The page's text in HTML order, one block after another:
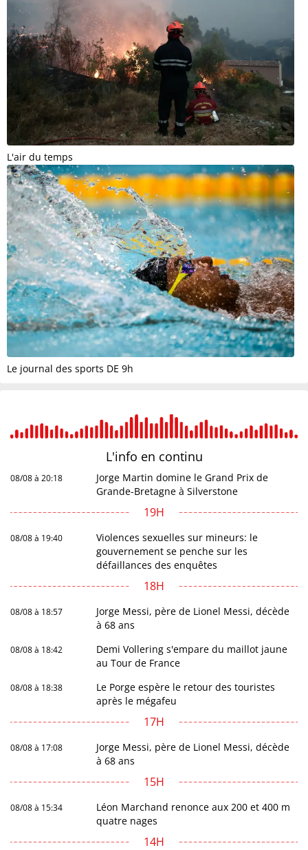
L'air du temps
Le journal des sports DE 9h
L'info en continu
08/08 à 20:18
Jorge Martin domine le Grand Prix de
Grande-Bretagne à Silverstone
19H
08/08 à 19:40
Violences sexuelles sur mineurs: le
gouvernement se penche sur les
défaillances des enquêtes
18H
08/08 à 18:57
Jorge Messi, père de Lionel Messi, décède
à 68 ans
08/08 à 18:42
Demi Vollering s'empare du maillot jaune
au Tour de France
08/08 à 18:38
Le Porge espère le retour des touristes
après le mégafeu
17H
08/08 à 17:08
Jorge Messi, père de Lionel Messi, décède
à 68 ans
15H
08/08 à 15:34
Léon Marchand renonce aux 200 et 400 m
quatre nages
14H